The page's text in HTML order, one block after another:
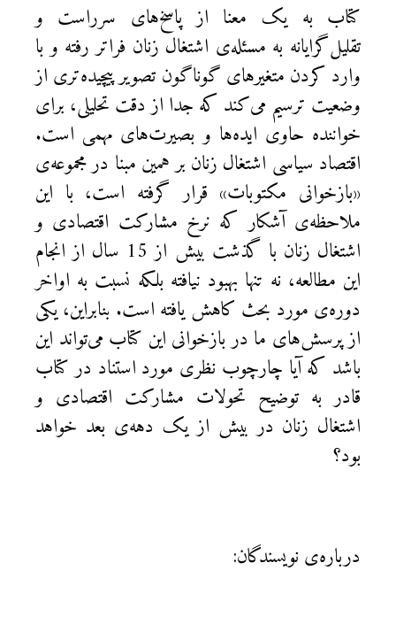
کتاب به یک معنا از پاسخ‌های سرراست و
تقلیل‌گرایانه به مسئله‌ی اشتغال زنان فراتر رفته و با
وارد کردن متغیرهای گوناگون تصویر پیچیده‌تری از
وضعیت ترسیم می‌کند که جدا از دقت تحلیلی، برای
خواننده حاوی ایده‌ها و بصیرت‌های مهمی است.
اقتصاد سیاسی اشتغال زنان بر همین مبنا در مجموعه‌ی
«بازخوانی مکتوبات» قرار گرفته است، با این
ملاحظه‌ی آشکار که نرخ مشارکت اقتصادی و
اشتغال زنان با گذشت بیش از 15 سال از انجام
این مطالعه، نه تنها بهبود نیافته بلکه نسبت به اواخر
دوره‌ی مورد بحث کاهش یافته است. بنابراین، یکی
از پرسش‌های ما در بازخوانی این کتاب می‌تواند این
باشد که آیا چارچوب نظری مورد استناد در کتاب
قادر به توضیح تحولات مشارکت اقتصادی و
اشتغال زنان در بیش از یک دهه‌ی بعد خواهد
بود؟
درباره‌ی نویسندگان: